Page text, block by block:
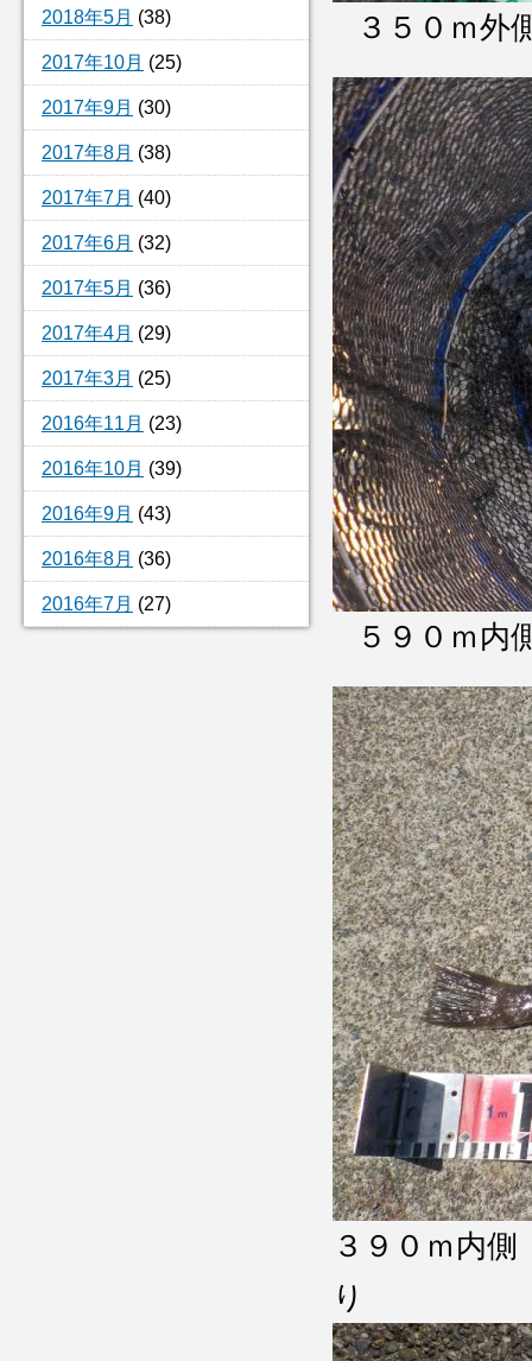
2018年5月 (38)
2017年10月 (25)
2017年9月 (30)
2017年8月 (38)
2017年7月 (40)
2017年6月 (32)
2017年5月 (36)
2017年4月 (29)
2017年3月 (25)
2016年11月 (23)
2016年10月 (39)
2016年9月 (43)
2016年8月 (36)
2016年7月 (27)
３５０ｍ
５９０ｍ
３９０ｍ内